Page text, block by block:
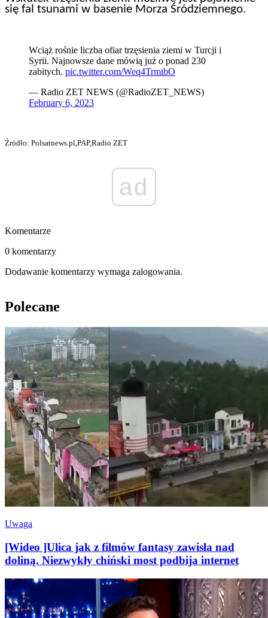
się fal tsunami w basenie Morza Śródziemnego.
Wciąż rośnie liczba ofiar trzęsienia ziemi w Turcji i
Syrii. Najnowsze dane mówią już o ponad 230
zabitych. pic.twitter.com/Weq4TrmibO
— Radio ZET NEWS (@RadioZET_NEWS)
February 6, 2023
Źródło: Polsatnews.pl,PAP,Radio ZET
ad
Komentarze
0 komentarzy
Dodawanie komentarzy wymaga zalogowania.
Polecane
Uwaga
[Wideo ]Ulica jak z filmów fantasy zawisła nad
doliną. Niezwykły chiński most podbija internet